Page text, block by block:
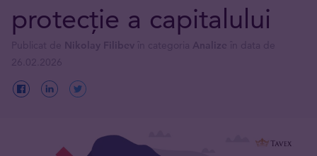
protecție a capitalului